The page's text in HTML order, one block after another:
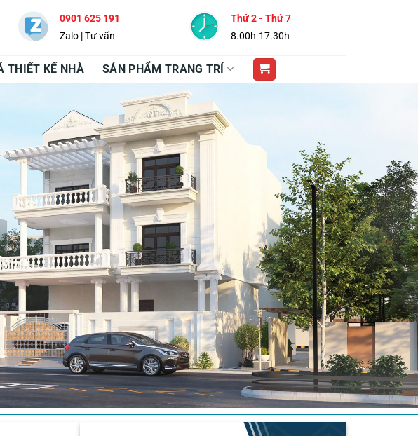
0901 625 191
Zalo | Tư vấn
Thứ 2 - Thứ 7
8.00h-17.30h
THIẾT KẾ NHÀ SẢN PHẨM TRANG TRÍ